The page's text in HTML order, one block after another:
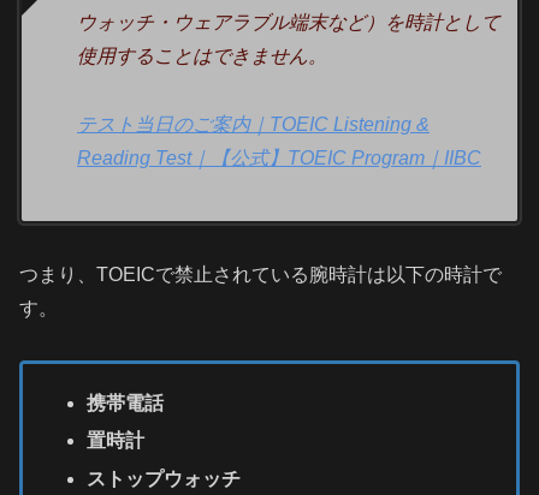
ウォッチ・ウェアラブル端末など）を時計として
使用することはできません。
テスト当日のご案内｜TOEIC Listening &
Reading Test｜【公式】TOEIC Program｜IIBC
つまり、TOEICで禁止されている腕時計は以下の時計で
す。
携帯電話
置時計
ストップウォッチ